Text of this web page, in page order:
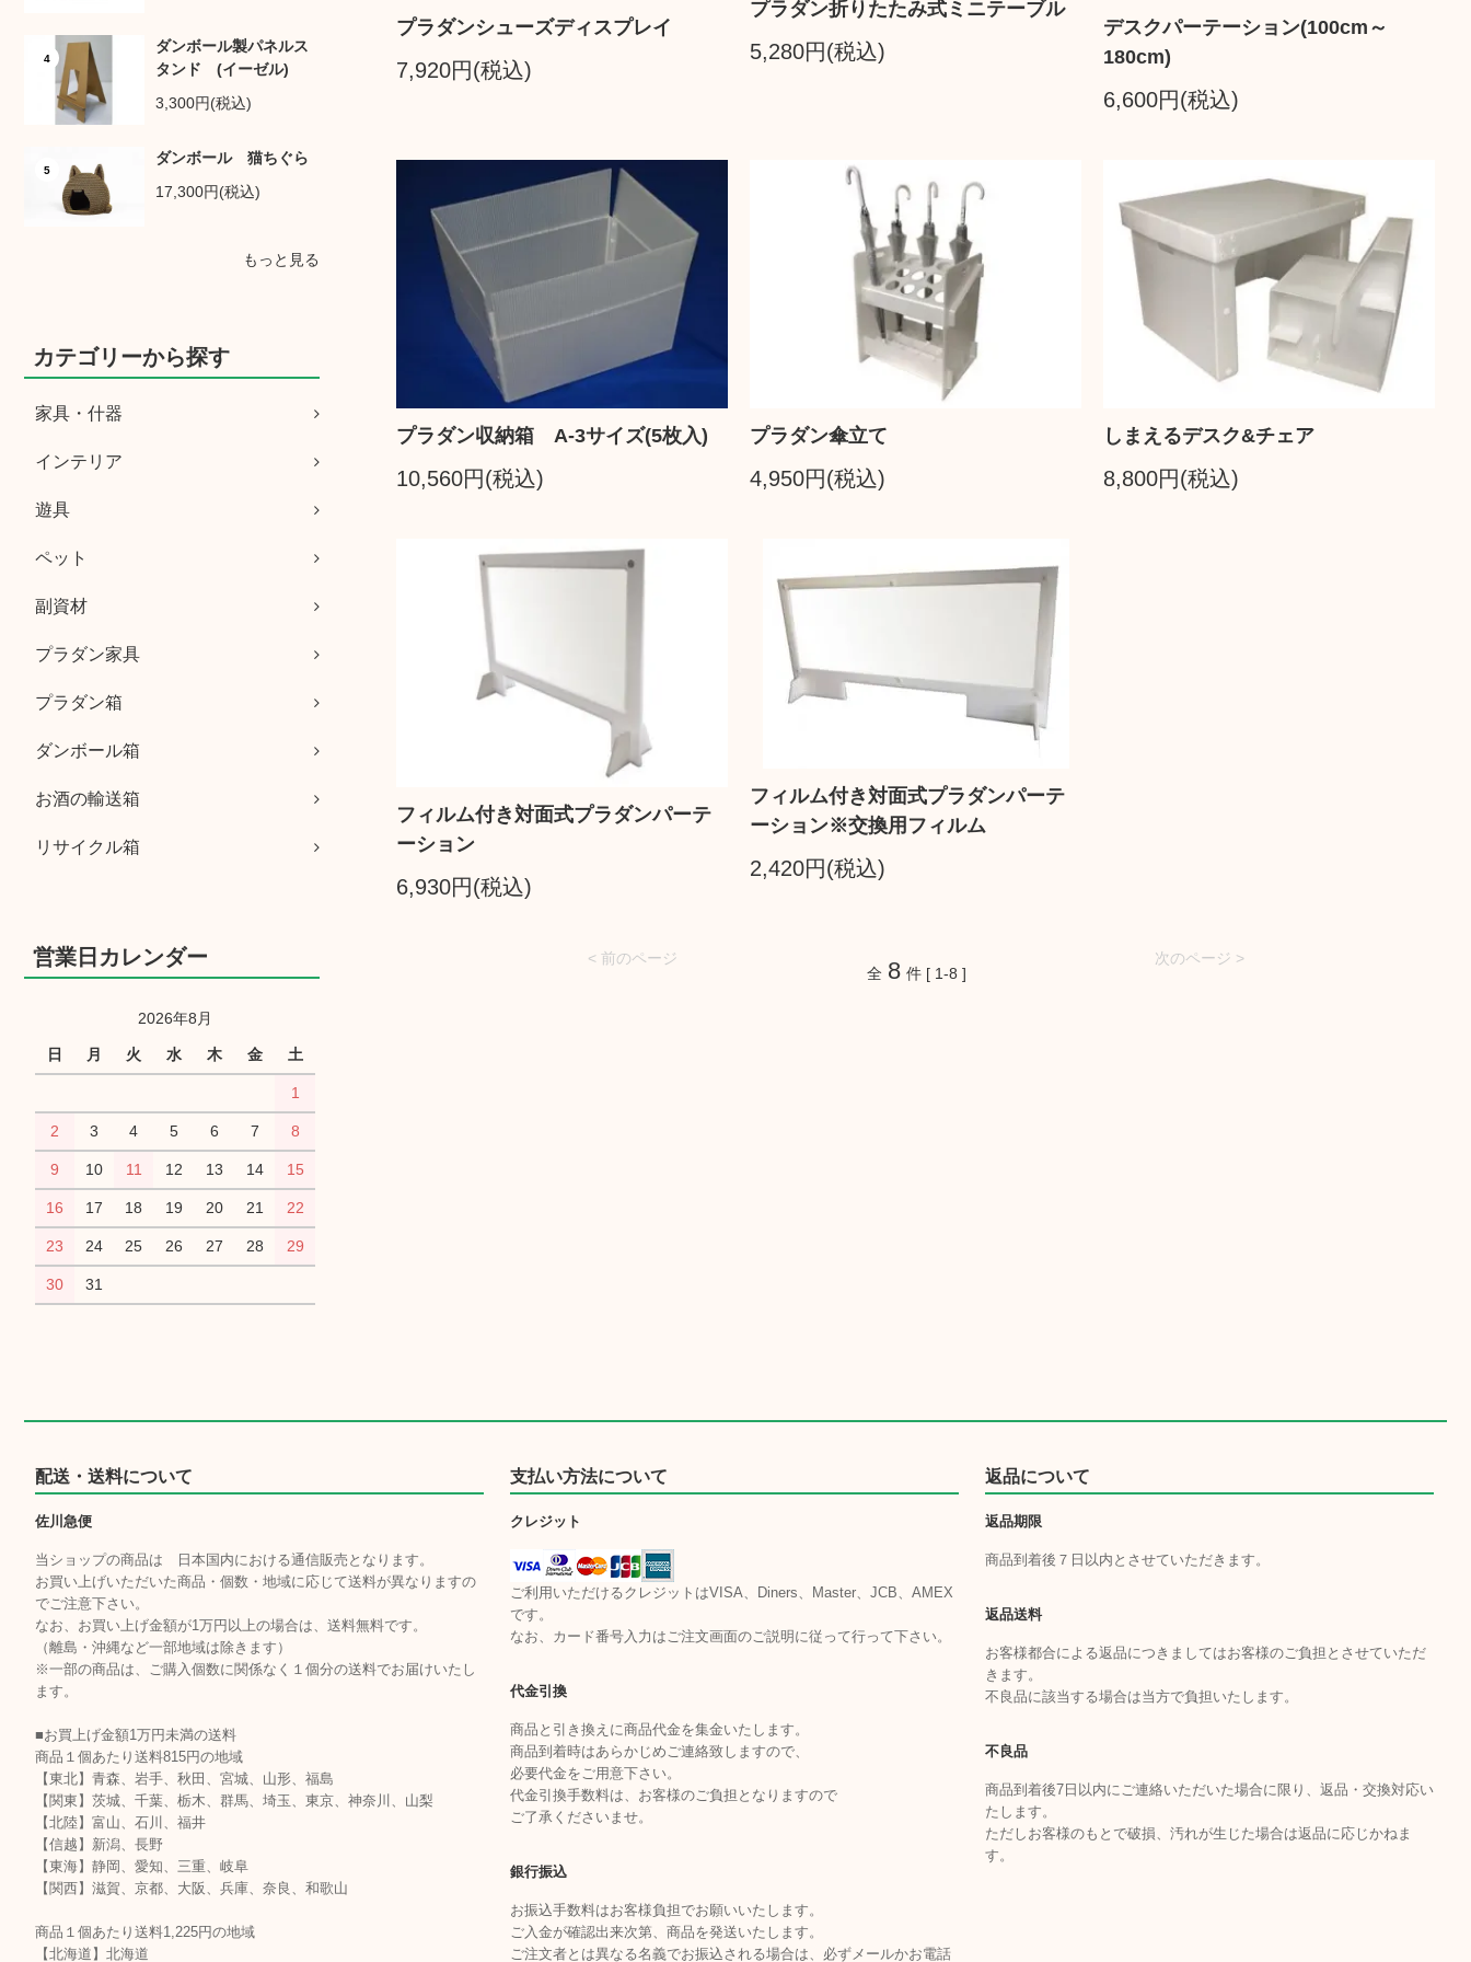
4
ダンボール製パネルス
タンド (イーゼル)
3,300円(税込)
5
ダンボール 猫ちぐら
17,300円(税込)
もっと見る
カテゴリーから探す
家具・什器
インテリア
遊具
ペット
副資材
プラダン家具
プラダン箱
ダンボール箱
お酒の輸送箱
リサイクル箱
営業日カレンダー
2026年8月
日 月 火 水 木 金 土
1
2 3 4 5 6 7 8
9 10 11 12 13 14 15
16 17 18 19 20 21 22
23 24 25 26 27 28 29
30 31
プラダンシューズディスプレイ
7,920円(税込)
プラダン折りたたみ式ミニテーブル
5,280円(税込)
デスクパーテーション(100cm～
180cm)
6,600円(税込)
プラダン収納箱 A-3サイズ(5枚入)
10,560円(税込)
プラダン傘立て
4,950円(税込)
しまえるデスク&チェア
8,800円(税込)
フィルム付き対面式プラダンパーテ
ーション
6,930円(税込)
フィルム付き対面式プラダンパーテ
ーション※交換用フィルム
2,420円(税込)
< 前のページ
次のページ >
全 8 件 [ 1-8 ]
配送・送料について
佐川急便
当ショップの商品は 日本国内における通信販売となります。
お買い上げいただいた商品・個数・地域に応じて送料が異なりますの
でご注意下さい。
なお、お買い上げ金額が1万円以上の場合は、送料無料です。
（離島・沖縄など一部地域は除きます）
※一部の商品は、ご購入個数に関係なく１個分の送料でお届けいたし
ます。
■お買上げ金額1万円未満の送料
商品１個あたり送料815円の地域
【東北】青森、岩手、秋田、宮城、山形、福島
【関東】茨城、千葉、栃木、群馬、埼玉、東京、神奈川、山梨
【北陸】富山、石川、福井
【信越】新潟、長野
【東海】静岡、愛知、三重、岐阜
【関西】滋賀、京都、大阪、兵庫、奈良、和歌山
商品１個あたり送料1,225円の地域
【北海道】北海道
支払い方法について
クレジット
ご利用いただけるクレジットはVISA、Diners、Master、JCB、AMEX
です。
なお、カード番号入力はご注文画面のご説明に従って行って下さい。
代金引換
商品と引き換えに商品代金を集金いたします。
商品到着時はあらかじめご連絡致しますので、
必要代金をご用意下さい。
代金引換手数料は、お客様のご負担となりますので
ご了承くださいませ。
銀行振込
お振込手数料はお客様負担でお願いいたします。
ご入金が確認出来次第、商品を発送いたします。
ご注文者とは異なる名義でお振込される場合は、必ずメールかお電話
返品について
返品期限
商品到着後７日以内とさせていただきます。
返品送料
お客様都合による返品につきましてはお客様のご負担とさせていただ
きます。
不良品に該当する場合は当方で負担いたします。
不良品
商品到着後7日以内にご連絡いただいた場合に限り、返品・交換対応い
たします。
ただしお客様のもとで破損、汚れが生じた場合は返品に応じかねま
す。